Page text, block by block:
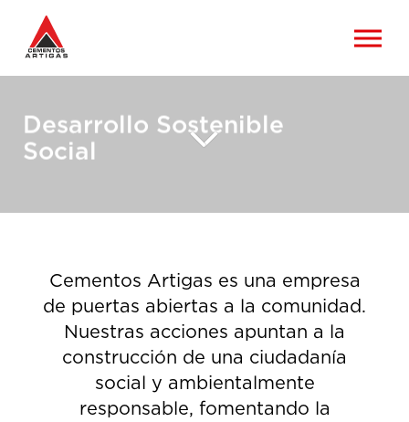
Desarrollo Sostenible
Social
Cementos Artigas es una empresa
de puertas abiertas a la comunidad.
Nuestras acciones apuntan a la
construcción de una ciudadanía
social y ambientalmente
responsable, fomentando la